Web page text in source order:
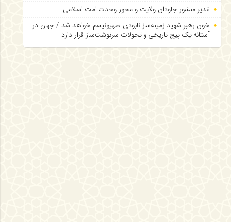
غدیر منشور جاودان ولایت و محور وحدت امت اسلامی
خون رهبر شهید زمینه‌ساز نابودی صهیونیسم خواهد شد / جهان در
آستانه یک پیچ تاریخی و تحولات سرنوشت‌ساز قرار دارد